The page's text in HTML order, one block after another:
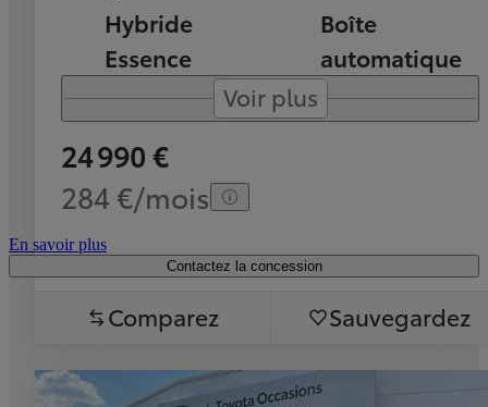
Hybride
Essence
Boîte
automatique
Voir plus
24 990 €
284 €/mois
En savoir plus
Contactez la concession
Comparez Sauvegardez